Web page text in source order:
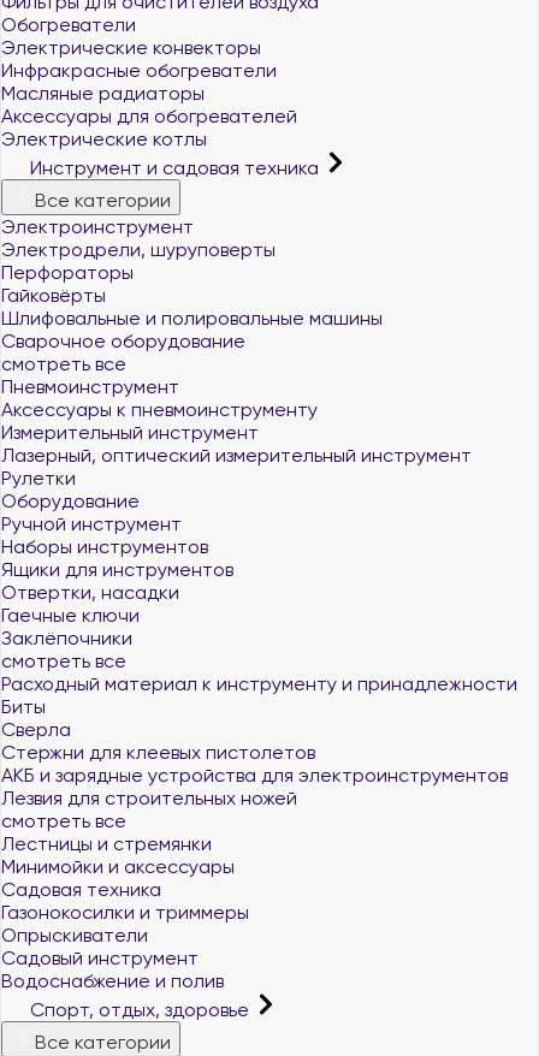
Обогреватели
Электрические конвекторы
Инфракрасные обогреватели
Масляные радиаторы
Аксессуары для обогревателей
Электрические котлы
Инструмент и садовая техника
Все категории
Электроинструмент
Электродрели, шуруповерты
Перфораторы
Гайковёрты
Шлифовальные и полировальные машины
Сварочное оборудование
смотреть все
Пневмоинструмент
Аксессуары к пневмоинструменту
Измерительный инструмент
Лазерный, оптический измерительный инструмент
Рулетки
Оборудование
Ручной инструмент
Наборы инструментов
Ящики для инструментов
Отвертки, насадки
Гаечные ключи
Заклёпочники
смотреть все
Расходный материал к инструменту и принадлежности
Биты
Сверла
Стержни для клеевых пистолетов
АКБ и зарядные устройства для электроинструментов
Лезвия для строительных ножей
смотреть все
Лестницы и стремянки
Минимойки и аксессуары
Садовая техника
Газонокосилки и триммеры
Опрыскиватели
Садовый инструмент
Водоснабжение и полив
Спорт, отдых, здоровье
Все категории